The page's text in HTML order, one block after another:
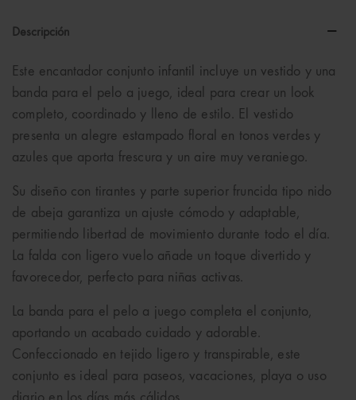
Descripción
Este encantador conjunto infantil incluye un vestido y una
banda para el pelo a juego, ideal para crear un look
completo, coordinado y lleno de estilo. El vestido
presenta un alegre estampado floral en tonos verdes y
azules que aporta frescura y un aire muy veraniego.
Su diseño con tirantes y parte superior fruncida tipo nido
de abeja garantiza un ajuste cómodo y adaptable,
permitiendo libertad de movimiento durante todo el día.
La falda con ligero vuelo añade un toque divertido y
favorecedor, perfecto para niñas activas.
La banda para el pelo a juego completa el conjunto,
aportando un acabado cuidado y adorable.
Confeccionado en tejido ligero y transpirable, este
conjunto es ideal para paseos, vacaciones, playa o uso